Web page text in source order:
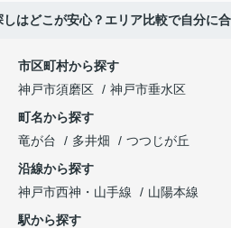
はどこが安心？エリア比較で自分に
市区町村から探す
神戸市須磨区
神戸市垂水区
町名から探す
竜が台
多井畑
つつじが丘
沿線から探す
神戸市西神・山手線
山陽本線
駅から探す